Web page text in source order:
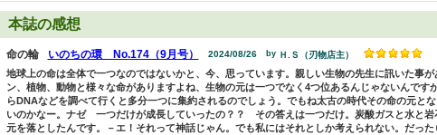
本誌の感想
命の輪 いのちの環 No.174（9月号） 2024/08/26 by Ｈ.Ｓ（刃物店主）
地球上の命は全体で一つなのではないかと、今、思っています。親しい生物の先生に訊いた事
ン、植物、動物と様々な命がありますよね、生物の元は一つでなく4つ位あるんじゃないんです
らDNAなどを調べて行くと多分一つに集約されるのでしょう。でもね太古の時代その命の元と
いのかなー。ナゼ 一つだけが成長していったの？？ その答えは一つだけ。炭酸ガスと水と岩
元を落としたんです。－エ！それって神話じゃん。でも私にはそれとしか考えられない。だっ